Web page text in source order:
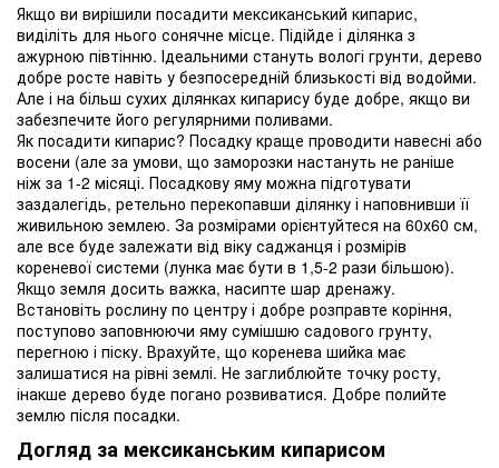
Якщо ви вирішили посадити мексиканський кипарис,
виділіть для нього сонячне місце. Підійде і ділянка з
ажурною півтінню. Ідеальними стануть вологі грунти, дерево
добре росте навіть у безпосередній близькості від водойми.
Але і на більш сухих ділянках кипарису буде добре, якщо ви
забезпечите його регулярними поливами.
Як посадити кипарис? Посадку краще проводити навесні або
восени (але за умови, що заморозки настануть не раніше
ніж за 1-2 місяці. Посадкову яму можна підготувати
заздалегідь, ретельно перекопавши ділянку і наповнивши її
живильною землею. За розмірами орієнтуйтеся на 60х60 см,
але все буде залежати від віку саджанця і розмірів
кореневої системи (лунка має бути в 1,5-2 рази більшою).
Якщо земля досить важка, насипте шар дренажу.
Встановіть рослину по центру і добре розправте коріння,
поступово заповнюючи яму сумішшю садового грунту,
перегною і піску. Врахуйте, що коренева шийка має
залишатися на рівні землі. Не заглиблюйте точку росту,
інакше дерево буде погано розвиватися. Добре полийте
землю після посадки.
Догляд за мексиканським кипарисом